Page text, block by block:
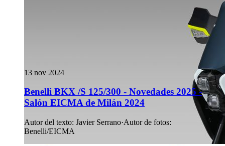
13 nov 2024
Benelli BKX /S 125/300 - Novedades 2025 -
Salón EICMA de Milán 2024
Autor del texto: Javier Serrano·Autor de fotos:
Benelli/EICMA